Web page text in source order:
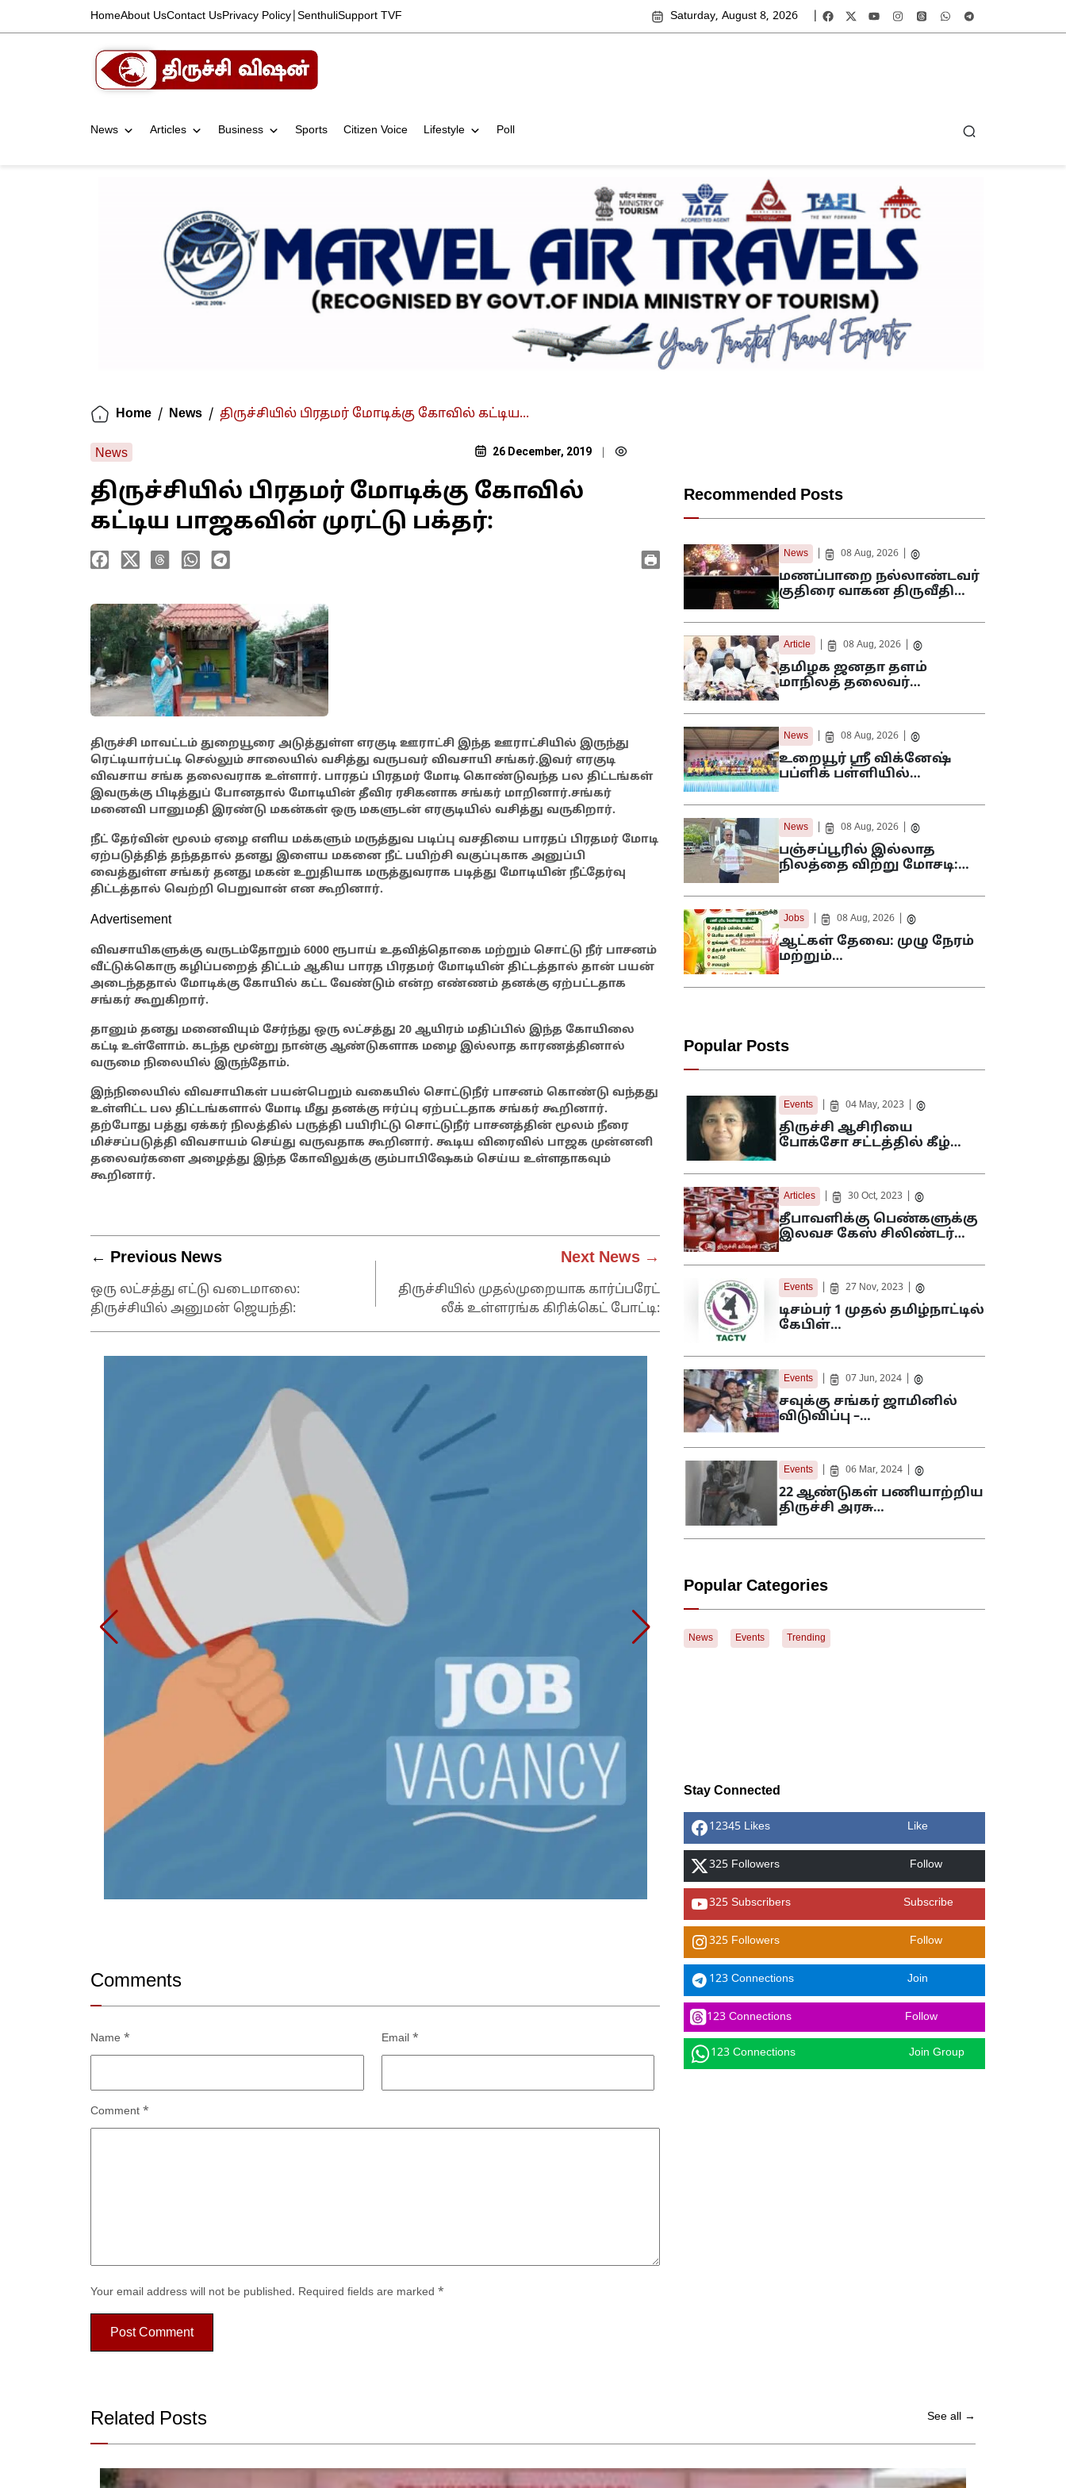
HomeAbout UsContact UsPrivacy Policy SenthuliSupport TVF Saturday, August 8, 2026
News Articles Business Sports Citizen Voice Lifestyle Poll
Home / News / திருச்சியில் பிரதமர் மோடிக்கு கோவில் கட்டிய...
News 26 December, 2019
திருச்சியில் பிரதமர் மோடிக்கு கோவில்
கட்டிய பாஜகவின் முரட்டு பக்தர்:
திருச்சி மாவட்டம் துறையூரை அடுத்துள்ள எரகுடி ஊராட்சி இந்த ஊராட்சியில் இருந்து
ரெட்டியார்பட்டி செல்லும் சாலையில் வசித்து வருபவர் விவசாயி சங்கர்.இவர் எரகுடி
விவசாய சங்க தலைவராக உள்ளார். பாரதப் பிரதமர் மோடி கொண்டுவந்த பல திட்டங்கள்
இவருக்கு பிடித்துப் போனதால் மோடியின் தீவிர ரசிகனாக சங்கர் மாறினார்.சங்கர்
மனைவி பானுமதி இரண்டு மகன்கள் ஒரு மகளுடன் எரகுடியில் வசித்து வருகிறார்.
நீட் தேர்வின் மூலம் ஏழை எளிய மக்களும் மருத்துவ படிப்பு வசதியை பாரதப் பிரதமர் மோடி
ஏற்படுத்தித் தந்ததால் தனது இளைய மகனை நீட் பயிற்சி வகுப்புகாக அனுப்பி
வைத்துள்ள சங்கர் தனது மகன் உறுதியாக மருத்துவராக படித்து மோடியின் நீட்தேர்வு
திட்டத்தால் வெற்றி பெறுவான் என கூறினார்.
Advertisement
விவசாயிகளுக்கு வருடம்தோறும் 6000 ரூபாய் உதவித்தொகை மற்றும் சொட்டு நீர் பாசனம்
வீட்டுக்கொரு கழிப்பறைத் திட்டம் ஆகிய பாரத பிரதமர் மோடியின் திட்டத்தால் தான் பயன்
அடைந்ததால் மோடிக்கு கோயில் கட்ட வேண்டும் என்ற எண்ணம் தனக்கு ஏற்பட்டதாக
சங்கர் கூறுகிறார்.
தானும் தனது மனைவியும் சேர்ந்து ஒரு லட்சத்து 20 ஆயிரம் மதிப்பில் இந்த கோயிலை
கட்டி உள்ளோம். கடந்த மூன்று நான்கு ஆண்டுகளாக மழை இல்லாத காரணத்தினால்
வருமை நிலையில் இருந்தோம்.
இந்நிலையில் விவசாயிகள் பயன்பெறும் வகையில் சொட்டுநீர் பாசனம் கொண்டு வந்தது
உள்ளிட்ட பல திட்டங்களால் மோடி மீது தனக்கு ஈர்ப்பு ஏற்பட்டதாக சங்கர் கூறினார்.
தற்போது பத்து ஏக்கர் நிலத்தில் பருத்தி பயிரிட்டு சொட்டுநீர் பாசனத்தின் மூலம் நீரை
மிச்சப்படுத்தி விவசாயம் செய்து வருவதாக கூறினார். கூடிய விரைவில் பாஜக முன்னனி
தலைவர்களை அழைத்து இந்த கோவிலுக்கு கும்பாபிஷேகம் செய்ய உள்ளதாகவும்
கூறினார்.
← Previous News
ஒரு லட்சத்து எட்டு வடைமாலை:
திருச்சியில் அனுமன் ஜெயந்தி:
Next News →
திருச்சியில் முதல்முறையாக கார்ப்பரேட்
லீக் உள்ளரங்க கிரிக்கெட் போட்டி:
Comments
Your email address will not be published. Required fields are marked *
Comment *
Name * Email *
Recommended Posts
News 08 Aug, 2026
மணப்பாறை நல்லாண்டவர்
குதிரை வாகன திருவீதி…
Article 08 Aug, 2026
தமிழக ஜனதா தளம்
மாநிலத் தலைவர்…
News 08 Aug, 2026
உறையூர் ஸ்ரீ விக்னேஷ்
பப்ளிக் பள்ளியில்…
News 08 Aug, 2026
பஞ்சப்பூரில் இல்லாத
நிலத்தை விற்று மோசடி:…
Jobs 08 Aug, 2026
ஆட்கள் தேவை: முழு நேரம்
மற்றும்…
Popular Posts
Events 04 May, 2023
திருச்சி ஆசிரியை
போக்சோ சட்டத்தில் கீழ்…
Articles 30 Oct, 2023
தீபாவளிக்கு பெண்களுக்கு
இலவச கேஸ் சிலிண்டர்…
Events 27 Nov, 2023
டிசம்பர் 1 முதல் தமிழ்நாட்டில்
கேபிள்…
Events 07 Jun, 2024
சவுக்கு சங்கர் ஜாமினில்
விடுவிப்பு –…
Events 06 Mar, 2024
22 ஆண்டுகள் பணியாற்றிய
திருச்சி அரசு…
Popular Categories
News Events Trending
Stay Connected
12345 Likes Like
325 Followers Follow
325 Subscribers Subscribe
325 Followers Follow
123 Connections Join
123 Connections Follow
123 Connections Join Group
Related Posts See all →